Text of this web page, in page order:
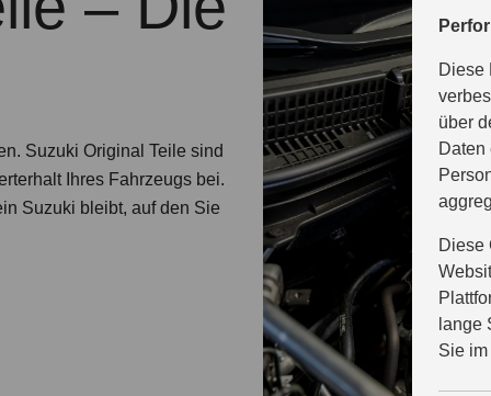
Diese
über
Daten
Diese
lange
Sie
Suzuki Original Teile sind
Ihres Fahrzeugs bei.
Suzuki bleibt, auf den Sie